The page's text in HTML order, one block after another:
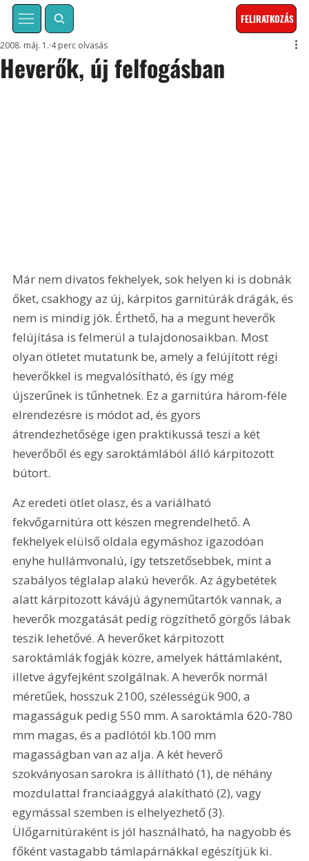
FELIRATKOZÁS
Heverők, új felfogásban
2008. máj. 1. 4 perc olvasás
Már nem divatos fekhelyek, sok helyen ki is dobnák
őket, csakhogy az új, kárpitos garnitúrák drágák, és
nem is mindig jók. Érthető, ha a megunt heverők
felújítása is felmerül a tulajdonosaikban. Most
olyan ötletet mutatunk be, amely a felújított régi
heverőkkel is megvalósítható, és így még
újszerűnek is tűnhetnek. Ez a garnitúra három-féle
elrendezésre is módot ad, és gyors
átrendezhetősége igen praktikussá teszi a két
heverőből és egy saroktámlából álló kárpitozott
bútort.
Az eredeti ötlet olasz, és a variálható
fekvőgarnitúra ott készen megrendelhető. A
fekhelyek elülső oldala egymáshoz igazodóan
enyhe hullámvonalú, így tetszetősebbek, mint a
szabályos téglalap alakú heverők. Az ágybetétek
alatt kárpitozott kávájú ágyneműtartók vannak, a
heverők mozgatását pedig rögzíthető görgős lábak
teszik lehetővé. A heverőket kárpitozott
saroktámlák fogják közre, amelyek háttámlaként,
illetve ágyfejként szolgálnak. A heverők normál
méretűek, hosszuk 2100, szélességük 900, a
magasságuk pedig 550 mm. A saroktámla 620-780
mm magas, és a padlótól kb.100 mm
magasságban van az alja. A két heverő
szokványosan sarokra is állítható (1), de néhány
mozdulattal franciaággyá alakítható (2), vagy
egymással szemben is elhelyezhető (3).
Ülőgarnitúraként is jól használható, ha nagyobb és
főként vastagabb támlapárnákkal egészítjük ki.